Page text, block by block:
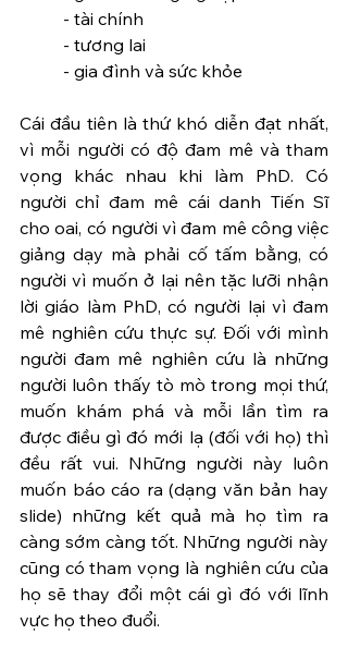
- tài chính
- tương lai
- gia đình và sức khỏe
Cái đầu tiên là thứ khó diễn đạt nhất,
vì mỗi người có độ đam mê và tham
vọng khác nhau khi làm PhD. Có
người chỉ đam mê cái danh Tiến Sĩ
cho oai, có người vì đam mê công việc
giảng dạy mà phải cố tấm bằng, có
người vì muốn ở lại nên tặc lưỡi nhận
lời giáo làm PhD, có người lại vì đam
mê nghiên cứu thực sự. Đối với mình
người đam mê nghiên cứu là những
người luôn thấy tò mò trong mọi thứ,
muốn khám phá và mỗi lần tìm ra
được điều gì đó mới lạ (đối với họ) thì
đều rất vui. Những người này luôn
muốn báo cáo ra (dạng văn bản hay
slide) những kết quả mà họ tìm ra
càng sớm càng tốt. Những người này
cũng có tham vọng là nghiên cứu của
họ sẽ thay đổi một cái gì đó với lĩnh
vực họ theo đuổi.